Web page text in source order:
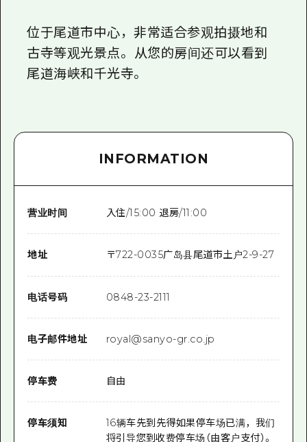
位于尾道市中心，非常适合参观拍摄地和
古寺等观光景点。 从您的房间还可以看到
尾道海峡和千光寺。
INFORMATION
营业时间 入住/15:00 退房/11:00
地址 〒722-0035广岛县尾道市土户2-9-27
电话号码 0848-23-2111
电子邮件地址 royal@sanyo-gr.co.jp
停车费 自由
停车须知
16辆车先到先得如果停车场已满，我们
将引导您到收费停车场（由客户支付）。